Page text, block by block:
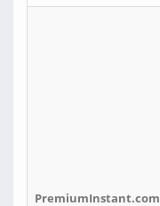
PremiumInstant.com